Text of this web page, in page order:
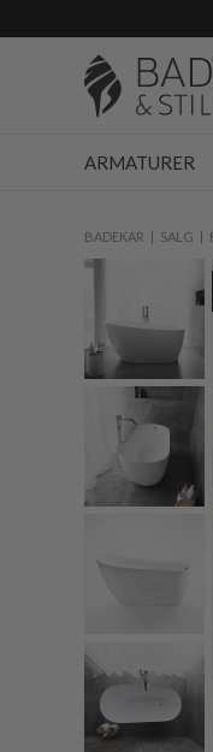
ARMATURER
BADEKAR SALG